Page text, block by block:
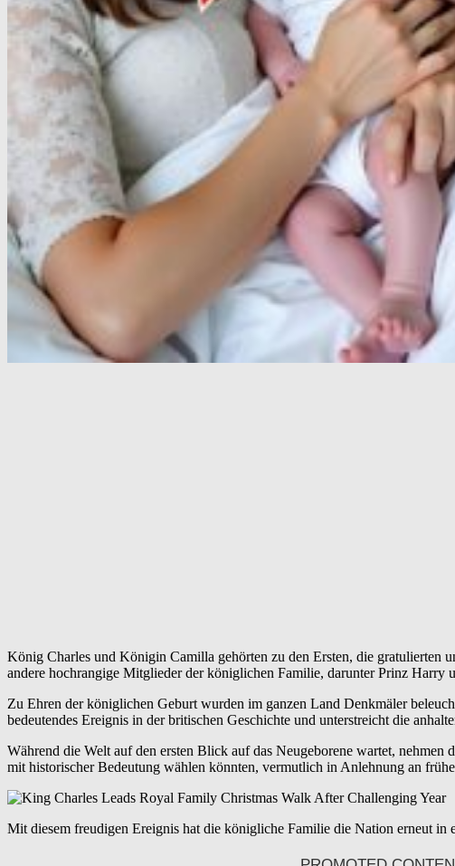
König Charles und Königin Camilla gehörten zu den Ersten, die gratulierten
andere hochrangige Mitglieder der königlichen Familie, darunter Prinz
Zu Ehren der königlichen Geburt wurden im ganzen Land Denkmäler
bedeutendes Ereignis in der britischen Geschichte und unterstreicht die
Während die Welt auf den ersten Blick auf das Neugeborene wartet,
mit historischer Bedeutung wählen könnten, vermutlich in Anlehnung an
Mit diesem freudigen Ereignis hat die königliche Familie die Nation erneut in